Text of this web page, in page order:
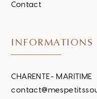
Contact
INFORMATIONS
CHARENTE- MARITIME